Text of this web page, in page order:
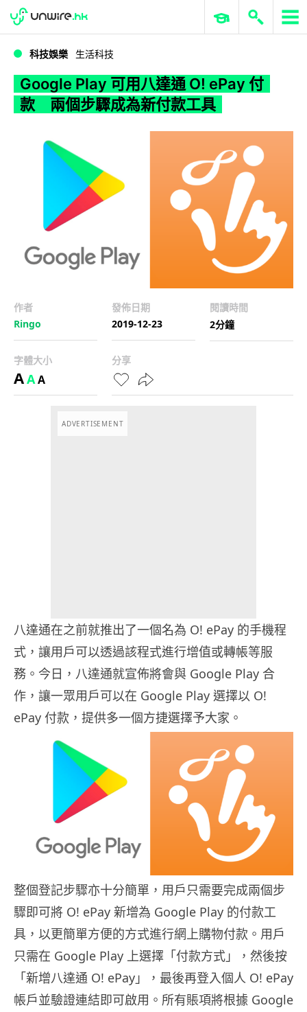
WWDC 2026 ERP 與商業 AI
科技娛樂 生活科技
Google Play 可用八達通 O! ePay 付
款 兩個步驟成為新付款工具
作者
Ringo
發佈日期
2019-12-23
閱讀時間
2分鐘
字體大小
AAA
分享
ADVERTISEMENT
八達通在之前就推出了一個名為 O! ePay 的手機程
式，讓用戶可以透過該程式進行增值或轉帳等服
務。今日，八達通就宣佈將會與 Google Play 合
作，讓一眾用戶可以在 Google Play 選擇以 O!
ePay 付款，提供多一個方捷選擇予大家。
整個登記步驟亦十分簡單，用戶只需要完成兩個步
驟即可將 O! ePay 新增為 Google Play 的付款工
具，以更簡單方便的方式進行網上購物付款。用戶
只需在 Google Play 上選擇「付款方式」，然後按
「新增八達通 O! ePay」，最後再登入個人 O! ePay
帳戶並驗證連結即可啟用。所有賬項將根據 Google